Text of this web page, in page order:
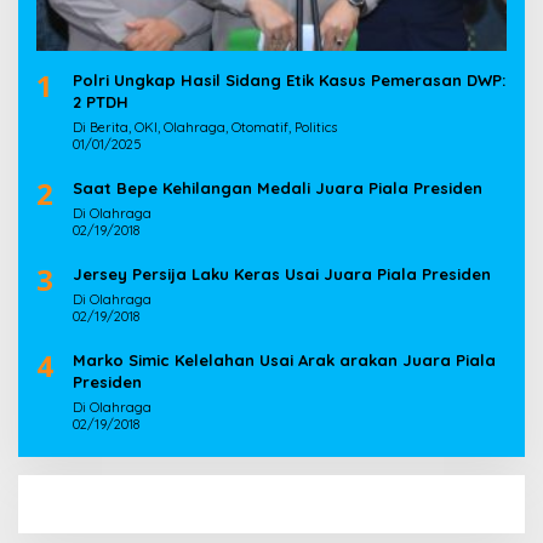
1
Polri Ungkap Hasil Sidang Etik Kasus Pemerasan DWP:
2 PTDH
Di Berita, OKI, Olahraga, Otomatif, Politics
01/01/2025
2 Saat Bepe Kehilangan Medali Juara Piala Presiden
Di Olahraga
02/19/2018
3 Jersey Persija Laku Keras Usai Juara Piala Presiden
Di Olahraga
02/19/2018
4
Marko Simic Kelelahan Usai Arak arakan Juara Piala
Presiden
Di Olahraga
02/19/2018